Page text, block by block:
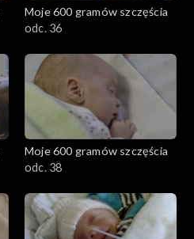
Moje 600 gramów szczęścia
odc. 36
Moje 600 gramów szczęścia
odc. 38